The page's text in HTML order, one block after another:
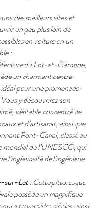
des meilleurs sites et
un peu plus loin de
en voiture en un
:
du Lot-et-Garonne,
un charmant centre
pour une promenade
y découvrirez son
véritable concentré de
et d’artisanat, ainsi que
Pont-Canal, classé au
mondial de l’UNESCO, qui
l’ingéniosité de l’ingénierie
sur-Lot : Cette pittoresque
possède un magnifique